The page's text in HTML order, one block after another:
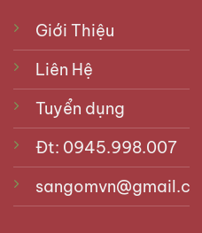
Giới Thiệu
Liên Hệ
Tuyển dụng
Đt: 0945.998.007